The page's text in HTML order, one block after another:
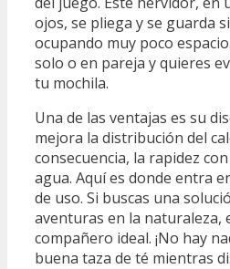
ojos, se pliega y se guarda
ocupando muy poco
solo o en pareja y quieres
tu mochila.
Una de las ventajas es su
mejora la distribución del
consecuencia, la rapidez
agua. Aquí es donde entra
de uso. Si buscas una
aventuras en la naturaleza,
compañero ideal. ¡No hay
buena taza de té mientras